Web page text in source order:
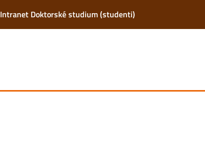
Intranet Doktorské studium (studenti)